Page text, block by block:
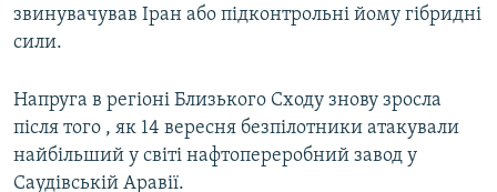
звинувачував Іран або підконтрольні йому гібридні
сили.
Напруга в регіоні Близького Сходу знову зросла
після того , як 14 вересня безпілотники атакували
найбільший у світі нафтопереробний завод у
Саудівській Аравії.